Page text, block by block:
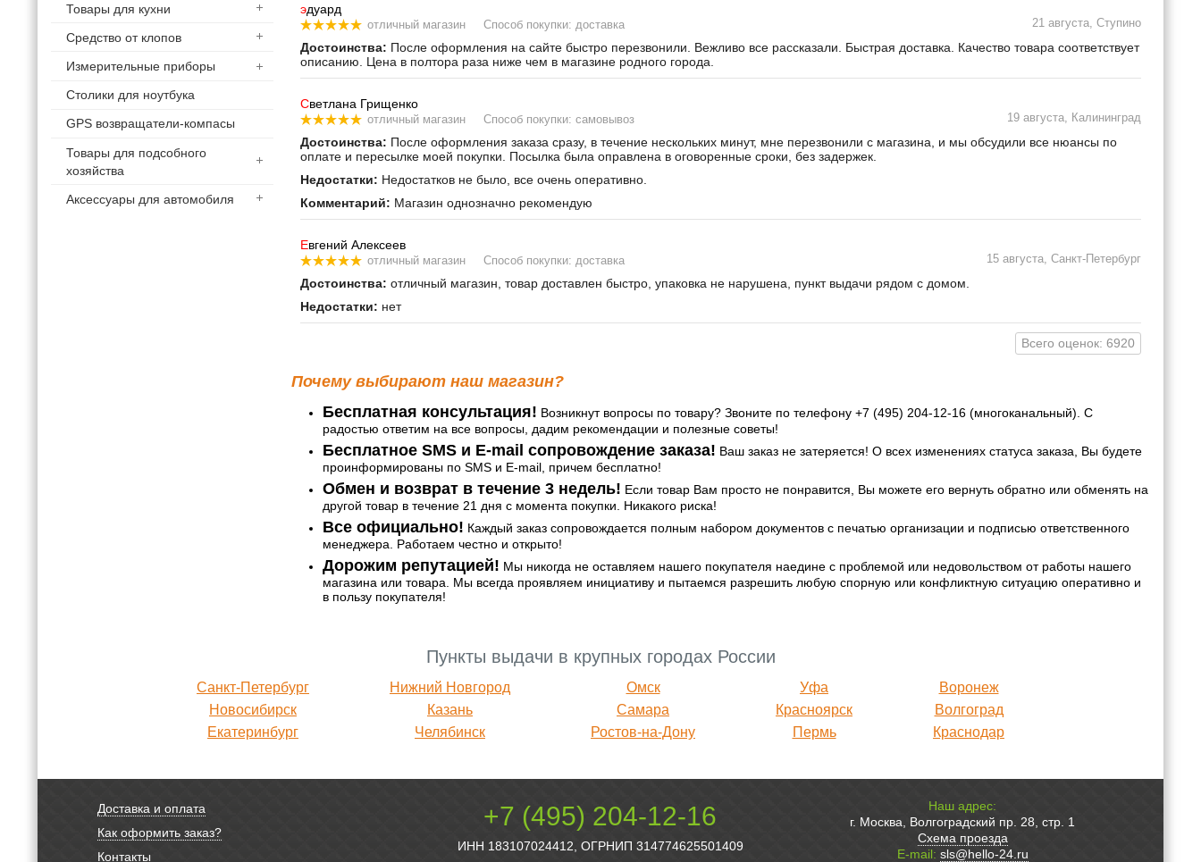
Товары для кухни
Средство от клопов
Измерительные приборы
Столики для ноутбука
GPS возвращатели-компасы
Товары для подсобного
хозяйства
Аксессуары для автомобиля
эдуард
отличный магазин Способ покупки: доставка 21 августа, Ступино
Достоинства: После оформления на сайте быстро перезвонили. Вежливо все рассказали. Быстрая доставка. Качество товара соответствует
описанию. Цена в полтора раза ниже чем в магазине родного города.
Светлана Грищенко
отличный магазин Способ покупки: самовывоз 19 августа, Калининград
Достоинства: После оформления заказа сразу, в течение нескольких минут, мне перезвонили с магазина, и мы обсудили все нюансы по
оплате и пересылке моей покупки. Посылка была оправлена в оговоренные сроки, без задержек.
Недостатки: Недостатков не было, все очень оперативно.
Комментарий: Магазин однозначно рекомендую
Евгений Алексеев
отличный магазин Способ покупки: доставка 15 августа, Санкт-Петербург
Достоинства: отличный магазин, товар доставлен быстро, упаковка не нарушена, пункт выдачи рядом с домом.
Недостатки: нет
Всего оценок: 6920
Почему выбирают наш магазин?
Бесплатная консультация! Возникнут вопросы по товару? Звоните по телефону +7 (495) 204-12-16 (многоканальный). С
радостью ответим на все вопросы, дадим рекомендации и полезные советы!
Бесплатное SMS и E-mail сопровождение заказа! Ваш заказ не затеряется! О всех изменениях статуса заказа, Вы будете
проинформированы по SMS и E-mail, причем бесплатно!
Обмен и возврат в течение 3 недель! Если товар Вам просто не понравится, Вы можете его вернуть обратно или обменять на
другой товар в течение 21 дня с момента покупки. Никакого риска!
Все официально! Каждый заказ сопровождается полным набором документов с печатью организации и подписью ответственного
менеджера. Работаем честно и открыто!
Дорожим репутацией! Мы никогда не оставляем нашего покупателя наедине с проблемой или недовольством от работы нашего
магазина или товара. Мы всегда проявляем инициативу и пытаемся разрешить любую спорную или конфликтную ситуацию оперативно и
в пользу покупателя!
Пункты выдачи в крупных городах России
Санкт-Петербург
Новосибирск
Екатеринбург
Нижний Новгород
Казань
Челябинск
Омск
Самара
Ростов-на-Дону
Уфа
Красноярск
Пермь
Воронеж
Волгоград
Краснодар
Доставка и оплата
Как оформить заказ?
Контакты
+7 (495) 204-12-16
ИНН 183107024412, ОГРНИП 314774625501409
Наш адрес:
г. Москва, Волгоградский пр. 28, стр. 1
Схема проезда
E-mail: sls@hello-24.ru